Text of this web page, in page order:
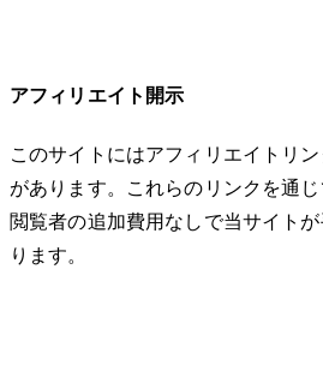
アフィリエイト開示
このサイトにはアフィリエイトリ
があります。これらのリンクを通じ
閲覧者の追加費用なしで当サイト
ります。